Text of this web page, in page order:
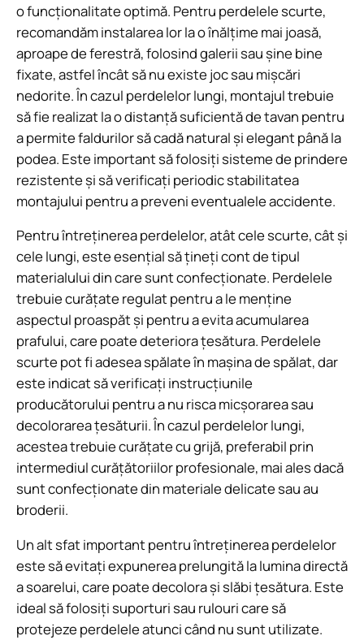
o funcționalitate optimă. Pentru perdelele scurte,
recomandăm instalarea lor la o înălțime mai joasă,
aproape de ferestră, folosind galerii sau șine bine
fixate, astfel încât să nu existe joc sau mișcări
nedorite. În cazul perdelelor lungi, montajul trebuie
să fie realizat la o distanță suficientă de tavan pentru
a permite faldurilor să cadă natural și elegant până la
podea. Este important să folosiți sisteme de prindere
rezistente și să verificați periodic stabilitatea
montajului pentru a preveni eventualele accidente.
Pentru întreținerea perdelelor, atât cele scurte, cât și
cele lungi, este esențial să țineți cont de tipul
materialului din care sunt confecționate. Perdelele
trebuie curățate regulat pentru a le menține
aspectul proaspăt și pentru a evita acumularea
prafului, care poate deteriora țesătura. Perdelele
scurte pot fi adesea spălate în mașina de spălat, dar
este indicat să verificați instrucțiunile
producătorului pentru a nu risca micșorarea sau
decolorarea țesăturii. În cazul perdelelor lungi,
acestea trebuie curățate cu grijă, preferabil prin
intermediul curățătoriilor profesionale, mai ales dacă
sunt confecționate din materiale delicate sau au
broderii.
Un alt sfat important pentru întreținerea perdelelor
este să evitați expunerea prelungită la lumina directă
a soarelui, care poate decolora și slăbi țesătura. Este
ideal să folosiți suporturi sau rulouri care să
protejeze perdelele atunci când nu sunt utilizate.